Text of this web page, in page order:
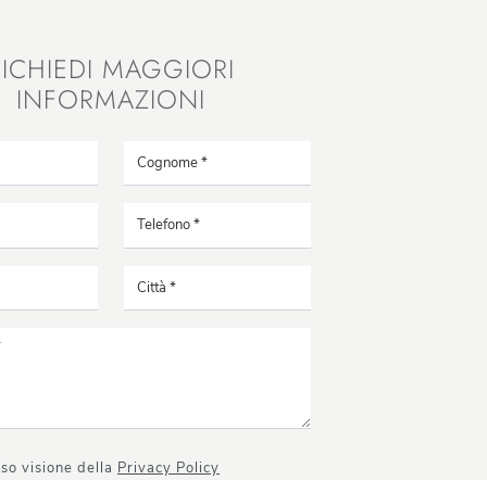
MAGGIORI
INFORMAZIONI
visione della Privacy Policy